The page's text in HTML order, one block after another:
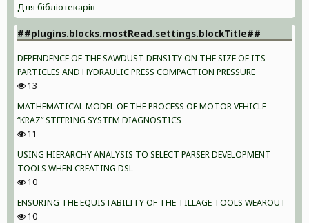
Для бібліотекарів
##plugins.blocks.mostRead.settings.blockTitle##
DEPENDENCE OF THE SAWDUST DENSITY ON THE SIZE OF ITS
PARTICLES AND HYDRAULIC PRESS COMPACTION PRESSURE
13
MATHEMATICAL MODEL OF THE PROCESS OF MOTOR VEHICLE
“KRAZ” STEERING SYSTEM DIAGNOSTICS
11
USING HIERARCHY ANALYSIS TO SELECT PARSER DEVELOPMENT
TOOLS WHEN CREATING DSL
10
ENSURING THE EQUISTABILITY OF THE TILLAGE TOOLS WEAROUT
10